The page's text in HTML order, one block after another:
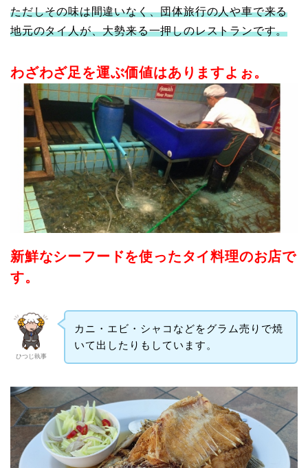
ただしその味は間違いなく、団体旅行の人や車で来る
地元のタイ人が、大勢来る一押しのレストランです。
わざわざ足を運ぶ価値はありますよぉ。
新鮮なシーフードを使ったタイ料理のお店で
す。
ひつじ執事
カニ・エビ・シャコなどをグラム売りで焼
いて出したりもしています。